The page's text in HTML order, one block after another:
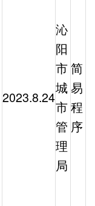
2023.8.24
沁
阳
市
城
市
管
理
局
简
易
程
序